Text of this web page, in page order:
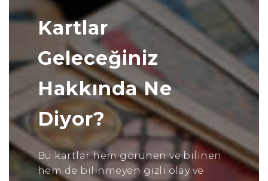
Kartlar
Geleceğiniz
Hakkında Ne
Diyor?
Bu kartlar hem görünen ve bilinen
hem de bilinmeyen gizli olay ve